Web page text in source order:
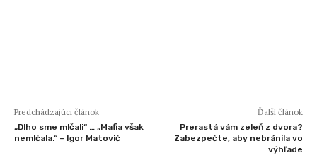
Predchádzajúci článok
„Dlho sme mlčali“ … „Mafia však
nemlčala.“ – Igor Matovič
Ďalší článok
Prerastá vám zeleň z dvora?
Zabezpečte, aby nebránila vo
výhľade